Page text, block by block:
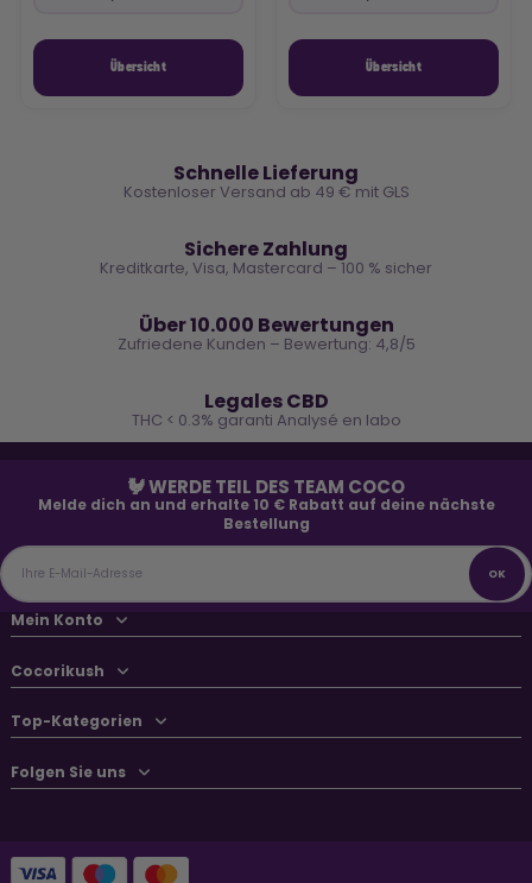
Übersicht Übersicht
Schnelle Lieferung
Kostenloser Versand ab 49 € mit GLS
Sichere Zahlung
Kreditkarte, Visa, Mastercard – 100 % sicher
Über 10.000 Bewertungen
Zufriedene Kunden – Bewertung: 4,8/5
Legales CBD
THC < 0.3% garanti Analysé en labo
🐓 WERDE TEIL DES TEAM COCO
Melde dich an und erhalte 10 € Rabatt auf deine nächste
Bestellung
Mein Konto
Cocorikush
Top-Kategorien
Folgen Sie uns